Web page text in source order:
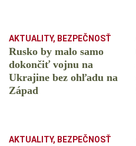
AKTUALITY, BEZPEČNOSŤ
Rusko by malo samo
dokončiť vojnu na
Ukrajine bez ohľadu na
Západ
AKTUALITY, BEZPEČNOSŤ